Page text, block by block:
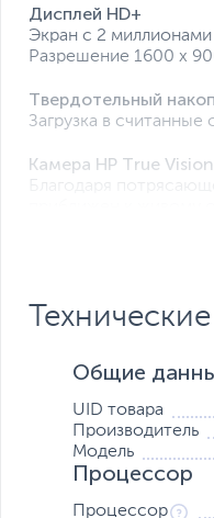
Дисплей HD+
Экран с 2
Разрешение 1600 x
Твердотельный
Загрузка в
Камера HP True
Благодаря
Общие
UID товара
Производитель
Модель
Процессор
Процессор